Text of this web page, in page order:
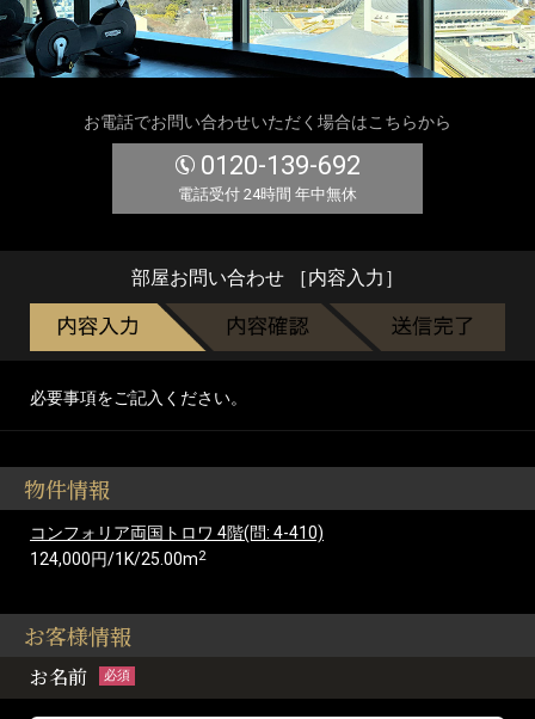
お電話でお問い合わせいただく場合はこちらから
0120-139-692
電話受付 24時間 年中無休
部屋お問い合わせ ［内容入力］
必要事項をご記入ください。
物件情報
コンフォリア両国トロワ 4階(問: 4-410)
124,000円/1K/25.00m2
お客様情報
お名前 必須